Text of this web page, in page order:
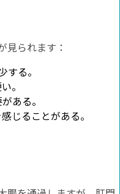
見られます：
する。
。
ある。
じることがある。